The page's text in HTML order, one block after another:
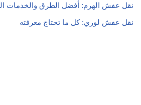
نقل عفش الهرم: أفضل الطرق والخدمات
نقل عفش لوري: كل ما تحتاج معرفته